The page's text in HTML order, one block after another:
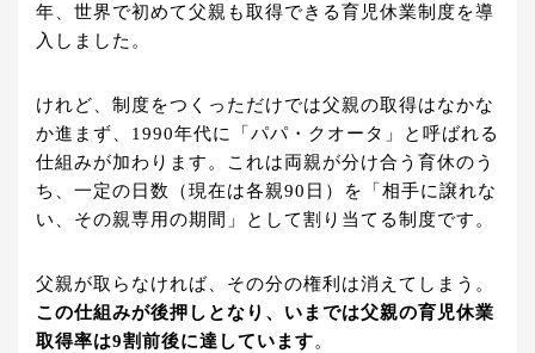
年、世界で初めて父親も取得できる育児休業制度を導
入しました。
けれど、制度をつくっただけでは父親の取得はなかな
か進まず、1990年代に「パパ・クオータ」と呼ばれる
仕組みが加わります。これは両親が分け合う育休のう
ち、一定の日数（現在は各親90日）を「相手に譲れな
い、その親専用の期間」として割り当てる制度です。
父親が取らなければ、その分の権利は消えてしまう。
この仕組みが後押しとなり、いまでは父親の育児休業
取得率は9割前後に達しています。